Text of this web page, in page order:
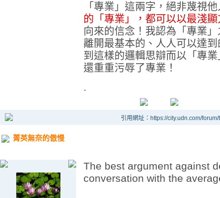
「專業」這兩字，絕非蔑視
的「專業」，都可以以最淺
向來的信念！我認為「專業
離開最基本的、人人可以達
到這樣的邏輯思辯而以「專
還重重污辱了專業！
.
引用網址：https://city.udn.com/
菁英無奈的傲慢
The best argument against
conversation with the